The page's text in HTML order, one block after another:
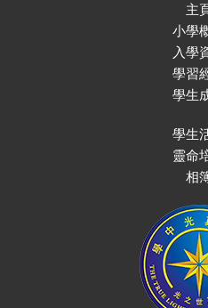
主
小學
入學
學習
學生
學生
靈命
相